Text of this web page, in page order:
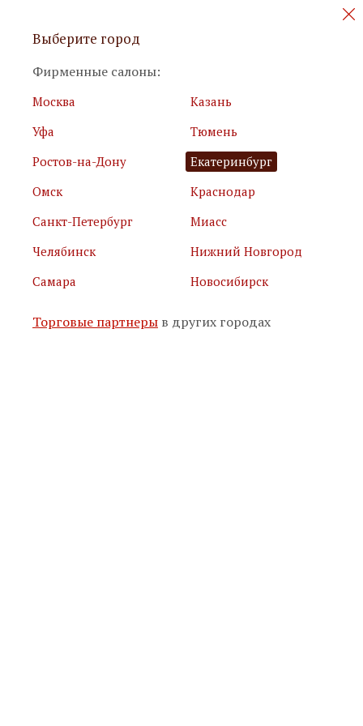
Персональные акции и новинки
Я принимаю
условия использования сайта
Я соглашаюсь сполитикой обработки персональных
Подписаться
Выберите город
Фирменные салоны:
Москва
Казань
Уфа
Тюмень
Ростов-на-Дону
Екатеринбург
Омск
Краснодар
Санкт-Петербург
Миасс
Челябинск
Нижний Новгород
Самара
Новосибирск
Торговые партнеры в других городах